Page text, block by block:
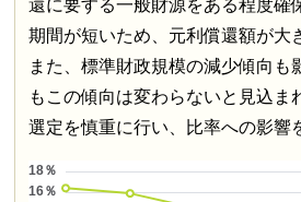
還に要する一般財源をある程度確
期間が短いため、元利償還額が大
また、標準財政規模の減少傾向も
もこの傾向は変わらないと見込ま
選定を慎重に行い、比率への影響